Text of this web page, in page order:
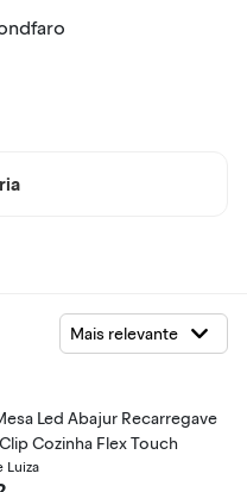
Led Abajur Recarregave
Cozinha Flex Touch
Luiza